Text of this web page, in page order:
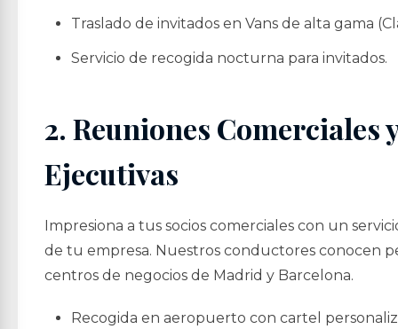
Traslado de invitados en Vans de alta gama
Servicio de recogida nocturna para invitados.
2. Reuniones Comerciales
Ejecutivas
Impresiona a tus socios comerciales con un
de tu empresa. Nuestros conductores conocen
centros de negocios de Madrid y Barcelona.
Recogida en aeropuerto con cartel